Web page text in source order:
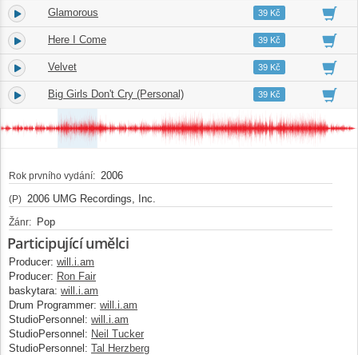
7. Glamorous 04:0739 Kč
8. Here I Come 03:2139 Kč
9. Velvet 04:5339 Kč
10. Big Girls Don't Cry (Personal) 04:2839 Kč
Rok prvního vydání: 2006
(P) 2006 UMG Recordings, Inc.
Žánr: Pop
Participující umělci
Producer: will.i.am
Producer: Ron Fair
baskytara: will.i.am
Drum Programmer: will.i.am
StudioPersonnel: will.i.am
StudioPersonnel: Neil Tucker
StudioPersonnel: Tal Herzberg